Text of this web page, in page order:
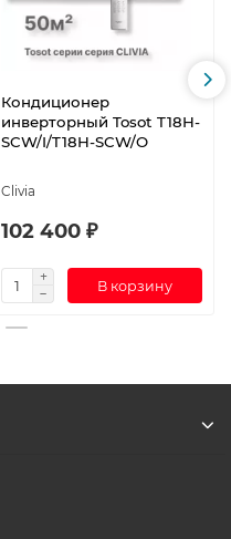
Кондиционер
инверторный Tosot T18H-
SCW/I/T18H-SCW/O
Clivia
102 400 ₽
В корзину